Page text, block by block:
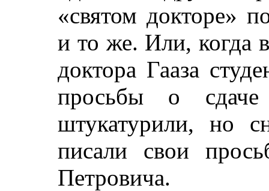
«святом докторе»
и то же. Или, когда
доктора Гааза
просьбы о сдаче
штукатурили, но
писали свои
Петровича.